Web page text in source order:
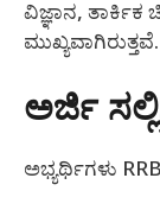
ವಿಜ್ಞಾನ, ತಾರ್ಕಿಕ
ಮುಖ್ಯವಾಗಿರುತ್ತವೆ.
ಅರ್ಜಿ
ಅಭ್ಯರ್ಥಿಗಳು